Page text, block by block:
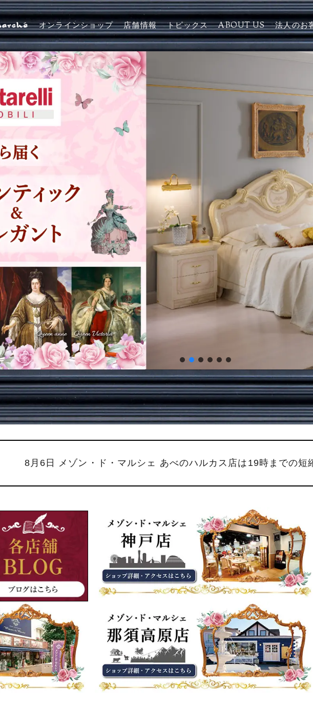
オンラインショップ 店舗情報 トピックス ABOUT US 法人のお
8月6日 メゾン・ド・マルシェ あべのハルカス店は19時までの短